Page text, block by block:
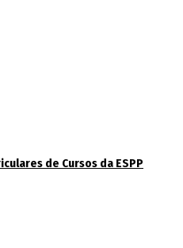
de Cursos da ESPP